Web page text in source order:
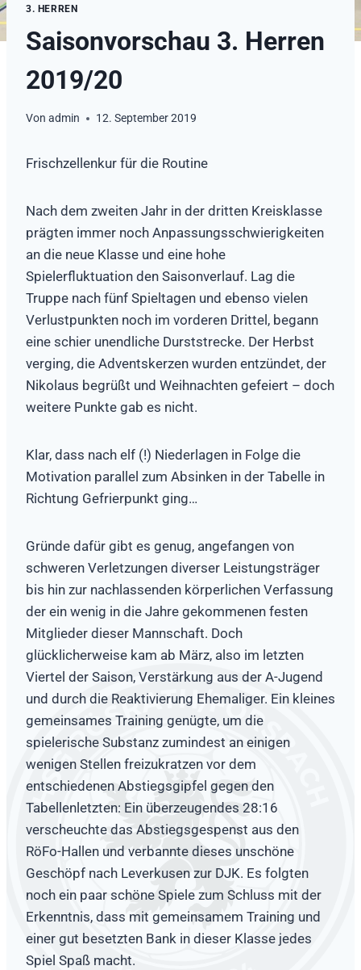
3. HERREN
Saisonvorschau 3. Herren
2019/20
Von admin 12. September 2019
Frischzellenkur für die Routine
Nach dem zweiten Jahr in der dritten Kreisklasse
prägten immer noch Anpassungsschwierigkeiten
an die neue Klasse und eine hohe
Spielerfluktuation den Saisonverlauf. Lag die
Truppe nach fünf Spieltagen und ebenso vielen
Verlustpunkten noch im vorderen Drittel, begann
eine schier unendliche Durststrecke. Der Herbst
verging, die Adventskerzen wurden entzündet, der
Nikolaus begrüßt und Weihnachten gefeiert – doch
weitere Punkte gab es nicht.
Klar, dass nach elf (!) Niederlagen in Folge die
Motivation parallel zum Absinken in der Tabelle in
Richtung Gefrierpunkt ging…
Gründe dafür gibt es genug, angefangen von
schweren Verletzungen diverser Leistungsträger
bis hin zur nachlassenden körperlichen Verfassung
der ein wenig in die Jahre gekommenen festen
Mitglieder dieser Mannschaft. Doch
glücklicherweise kam ab März, also im letzten
Viertel der Saison, Verstärkung aus der A-Jugend
und durch die Reaktivierung Ehemaliger. Ein kleines
gemeinsames Training genügte, um die
spielerische Substanz zumindest an einigen
wenigen Stellen freizukratzen vor dem
entschiedenen Abstiegsgipfel gegen den
Tabellenletzten: Ein überzeugendes 28:16
verscheuchte das Abstiegsgespenst aus den
RöFo-Hallen und verbannte dieses unschöne
Geschöpf nach Leverkusen zur DJK. Es folgten
noch ein paar schöne Spiele zum Schluss mit der
Erkenntnis, dass mit gemeinsamem Training und
einer gut besetzten Bank in dieser Klasse jedes
Spiel Spaß macht.